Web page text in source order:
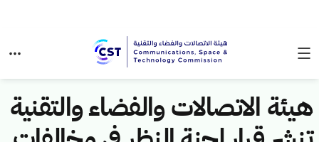
هيئة الاتصالات والفضاء والتقنية